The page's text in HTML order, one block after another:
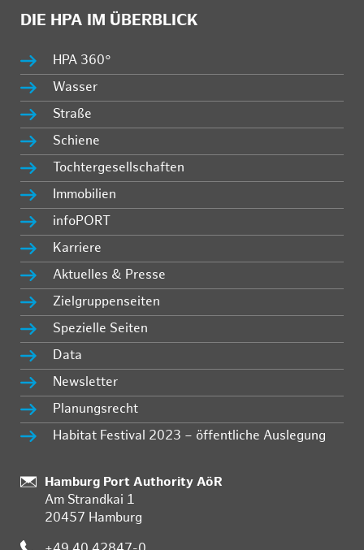
DIE HPA IM ÜBERBLICK
HPA 360°
Wasser
Straße
Schiene
Tochtergesellschaften
Immobilien
infoPORT
Karriere
Aktuelles & Presse
Zielgruppenseiten
Spezielle Seiten
Data
Newsletter
Planungsrecht
Habitat Festival 2023 – öffentliche Auslegung
Standort:
Hamburg Port Authority AöR
Am Strandkai 1
20457 Hamburg